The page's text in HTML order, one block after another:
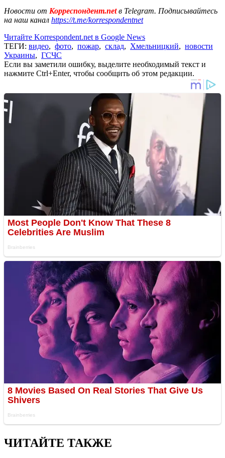
Новости от Корреспондент.netв Telegram. Подписывайтесь
на наш канал https://t.me/korrespondentnet
Читайте Korrespondent.net в Google News
ТЕГИ: видео, фото, пожар, склад, Хмельницкий, новости
Украины, ГСЧС
Если вы заметили ошибку, выделите необходимый текст и
нажмите Ctrl+Enter, чтобы сообщить об этом редакции.
ЧИТАЙТЕ ТАКЖЕ